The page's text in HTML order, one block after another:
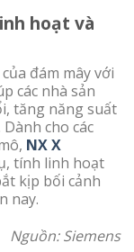
hoạt và
đám mây với
các nhà sản
tăng năng suất
cho các
NX X
tính linh hoạt
kịp bối cảnh
nay.
Nguồn: Siemens